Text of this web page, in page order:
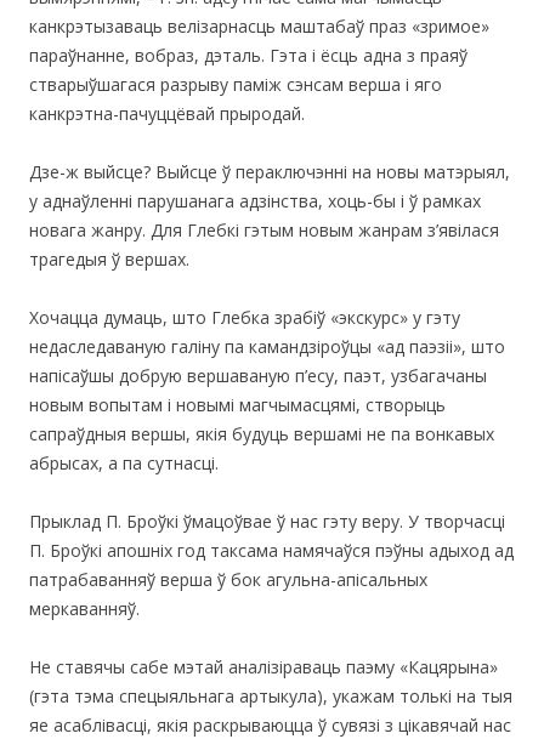
канкрэтызаваць велізарнасць маштабаў праз «зримое»
параўнанне, вобраз, дэталь. Гэта і ёсць адна з праяў
стварыўшагася разрыву паміж сэнсам верша і яго
канкрэтна-пачуццёвай прыродай.
Дзе-ж выйсце? Выйсце ў пераключэнні на новы матэрыял,
у аднаўленні парушанага адзінства, хоць-бы і ў рамках
новага жанру. Для Глебкі гэтым новым жанрам з’явілася
трагедыя ў вершах.
Хочацца думаць, што Глебка зрабіў «экскурс» у гэту
недаследаваную галіну па камандзіроўцы «ад паэзіі», што
напісаўшы добрую вершаваную п’есу, паэт, узбагачаны
новым вопытам і новымі магчымасцямі, створыць
сапраўдныя вершы, якія будуць вершамі не па вонкавых
абрысах, а па сутнасці.
Прыклад П. Броўкі ўмацоўвае ў нас гэту веру. У творчасці
П. Броўкі апошніх год таксама намячаўся пэўны адыход ад
патрабаванняў верша ў бок агульна-апісальных
меркаванняў.
Не ставячы сабе мэтай аналізіраваць паэму «Кацярына»
(гэта тэма спецыяльнага артыкула), укажам толькі на тыя
яе асаблівасці, якія раскрываюцца ў сувязі з цікавячай нас